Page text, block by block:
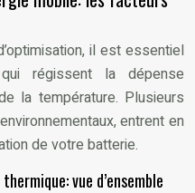
il est essentiel
régissent la dépense
la température. Plusieurs
entrent en
de votre batterie.
vue d’ensemble